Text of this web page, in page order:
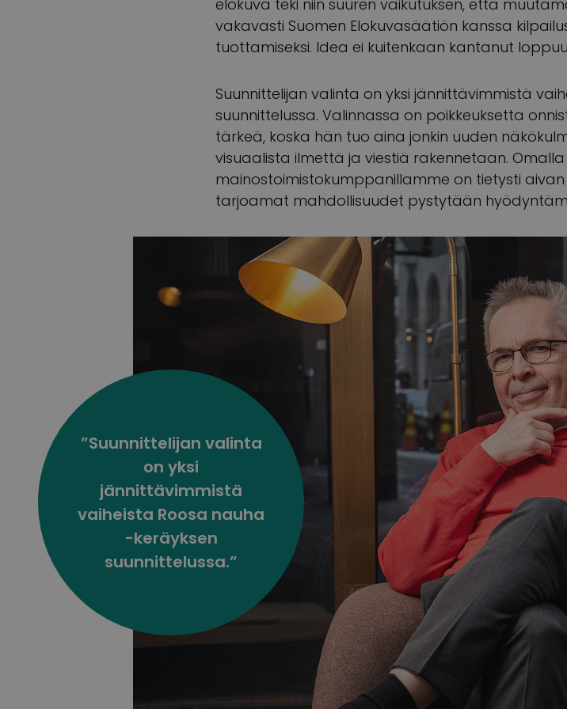
elokuva teki niin suuren vaikutuksen, että
vakavasti Suomen Elokuvasäätiön kanssa
tuottamiseksi. Idea ei kuitenkaan kantanut
Suunnittelijan valinta on yksi jännittävimmistä
suunnittelussa. Valinnassa on poikkeuksetta
tärkeä, koska hän tuo aina jonkin uuden
visuaalista ilmettä ja viestiä rakennetaan.
mainostoimistokumppanillamme on tietysti
tarjoamat mahdollisuudet pystytään
”Suunnittelijan valinta
on yksi
jännittävimmistä
vaiheista Roosa nauha
-keräyksen
suunnittelussa.”